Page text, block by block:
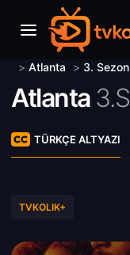
> Atlanta > 3. Sezon
Atlanta
TÜRKÇE ALTYAZI
TVKOLIK+